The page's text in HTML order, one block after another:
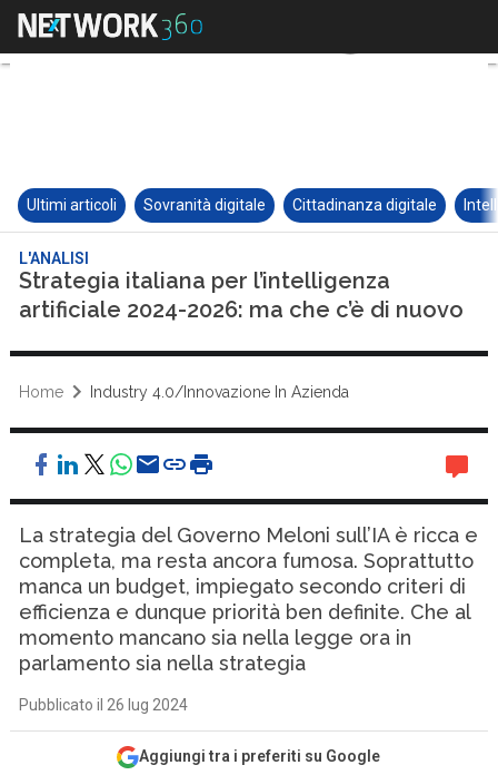
Ultimi articoli Sovranità digitale Cittadinanza digitale
L'ANALISI
Strategia italiana per l’intelligenza
artificiale 2024-2026: ma che c’è di nuovo
Home Industry 4.0/Innovazione In Azienda
La strategia del Governo Meloni sull’IA è ricca e
completa, ma resta ancora fumosa. Soprattutto
manca un budget, impiegato secondo criteri di
efficienza e dunque priorità ben definite. Che al
momento mancano sia nella legge ora in
parlamento sia nella strategia
Pubblicato il 26 lug 2024
Aggiungi tra i preferiti su Google